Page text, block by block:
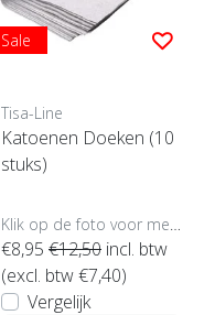
Sale
Tisa-Line
Katoenen Doeken (10
stuks)
€8,95 €12,50 incl. btw
(excl. btw €7,40)
Vergelijk